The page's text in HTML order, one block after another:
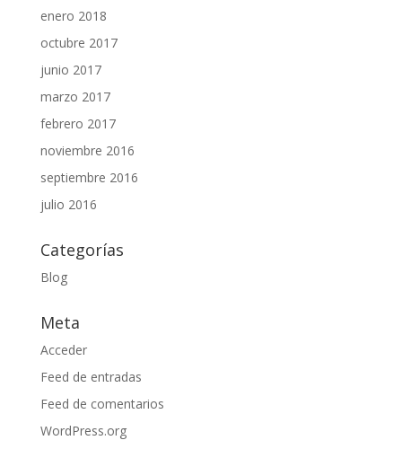
enero 2018
octubre 2017
junio 2017
marzo 2017
febrero 2017
noviembre 2016
septiembre 2016
julio 2016
Categorías
Blog
Meta
Acceder
Feed de entradas
Feed de comentarios
WordPress.org